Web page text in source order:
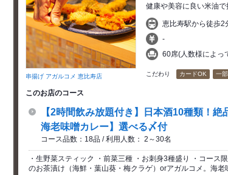
串揚げ アガルコメ 恵比寿店
健康や美容に良い米油で
恵比寿駅から徒歩2
-
60席(人数様によっ
こだわり カードOK 一
このお店のコース
【2時間飲み放題付き】日本酒10種類！
海老味噌カレー】選べる〆付
コース品数：18品 / 利用人数： 2～30名
・生野菜スティック ・前菜三種 ・お刺身3種盛り ・コー
のお茶漬け（海鮮・葉山葵・梅クラゲ）orアガルコメ。海老